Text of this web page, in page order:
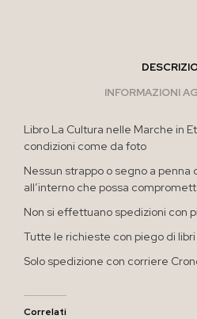
INFORMAZIONI
Libro La Cultura nelle Marche in
condizioni come da foto
Nessun strappo o segno a penna
all’interno che possa
Non si effettuano spedizioni con
Tutte le richieste con piego di
Solo spedizione con corriere
Correlati